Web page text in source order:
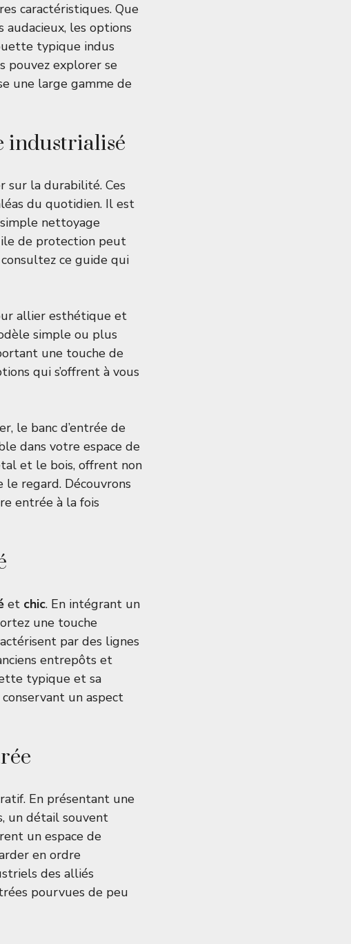
caractéristiques. Que
les options
typique indus
pouvez explorer se
une large gamme de
industrialisé
sur la durabilité. Ces
du quotidien. Il est
nettoyage
de protection peut
ce guide qui
allier esthétique et
simple ou plus
une touche de
qui s’offrent à vous
le banc d’entrée de
dans votre espace de
et le bois, offrent non
regard. Découvrons
entrée à la fois
et chic. En intégrant un
une touche
par des lignes
entrepôts et
typique et sa
un aspect
En présentant une
un détail souvent
un espace de
en ordre
des alliés
pourvues de peu